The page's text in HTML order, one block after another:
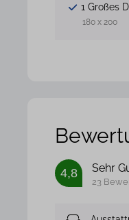
1 Großes
180 x 200
4,8 Sehr
23